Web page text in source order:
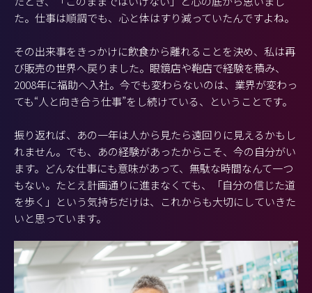
た。仕事は順調でも、心と体はすり減っていたんですよね。
その出来事をきっかけに飲食から離れることを決め、私は再
び販売の世界へ戻りました。眼鏡店や鞄店で経験を積み、
2008年に福助へ入社。今でも変わらないのは、業界が変わっ
ても“人と向き合う仕事”をし続けている、ということです。
振り返れば、あの一年は人から見たら遠回りに見えるかもし
れません。でも、あの経験があったからこそ、今の自分がい
ます。どんな仕事にも意味があって、無駄な時間なんて一つ
もない。たとえ計画通りに進まなくても、「自分の信じた道
を歩く」という気持ちだけは、これからも大切にしていきた
いと思っています。